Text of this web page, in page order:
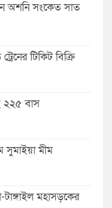
অশনি সংকেত সাত
টিকিট বিক্রি
২২৫ বাস
সুমাইয়া মীম
মহাসড়কের